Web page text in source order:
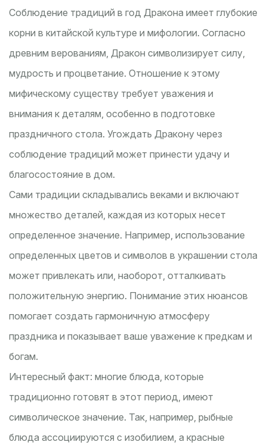
Соблюдение традиций в год Дракона имеет глубокие
корни в китайской культуре и мифологии. Согласно
древним верованиям, Дракон символизирует силу,
мудрость и процветание. Отношение к этому
мифическому существу требует уважения и
внимания к деталям, особенно в подготовке
праздничного стола. Угождать Дракону через
соблюдение традиций может принести удачу и
благосостояние в дом.
Сами традиции складывались веками и включают
множество деталей, каждая из которых несет
определенное значение. Например, использование
определенных цветов и символов в украшении стола
может привлекать или, наоборот, отталкивать
положительную энергию. Понимание этих нюансов
помогает создать гармоничную атмосферу
праздника и показывает ваше уважение к предкам и
богам.
Интересный факт: многие блюда, которые
традиционно готовят в этот период, имеют
символическое значение. Так, например, рыбные
блюда ассоциируются с изобилием, а красные